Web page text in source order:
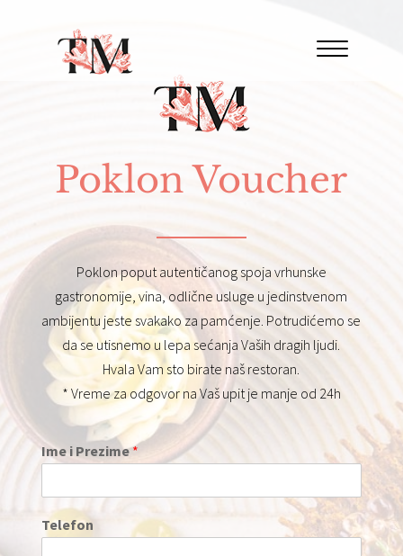
Poklon Voucher
Poklon poput autentičanog spoja vrhunske
gastronomije, vina, odlične usluge u jedinstvenom
ambijentu jeste svakako za pamćenje. Potrudićemo se
da se utisnemo u lepa sećanja Vaših dragih ljudi.
Hvala Vam sto birate naš restoran.
* Vreme za odgovor na Vaš upit je manje od 24h
Ime i Prezime*
Telefon